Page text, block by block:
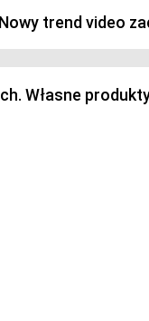
trend video
Własne